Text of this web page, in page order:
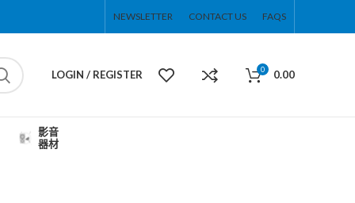
NEWSLETTER CONTACT US FAQS
LOGIN / REGISTER 0 0.00
影音
器材